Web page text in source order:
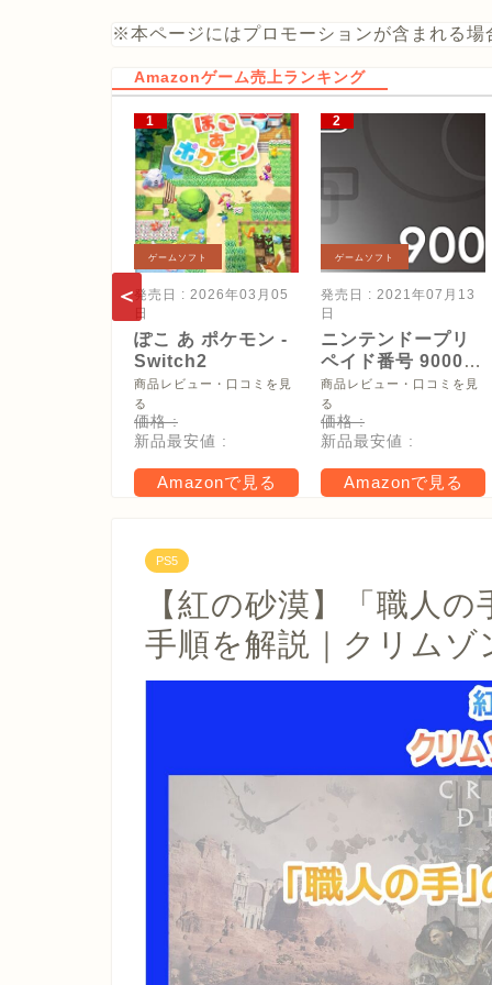
※本ページにはプロモーションが含まれる場
Amazonゲーム売上ランキング
ゲームソフト
発売日 : 2026年03月05
日
ぽこ あ ポケモン -
Switch2
商品レビュー・口コミを見
る
価格 :
新品最安値 :
Amazonで見る
ゲームソフト
発売日 : 2021年07月13
日
ニンテンドープリ
ペイド番号 9000
円|オンラインコー
ド版
商品レビュー・口コミを見
る
価格 :
新品最安値 :
Amazonで見る
PS5
【紅の砂漠】「職人
手順を解説｜クリムゾ